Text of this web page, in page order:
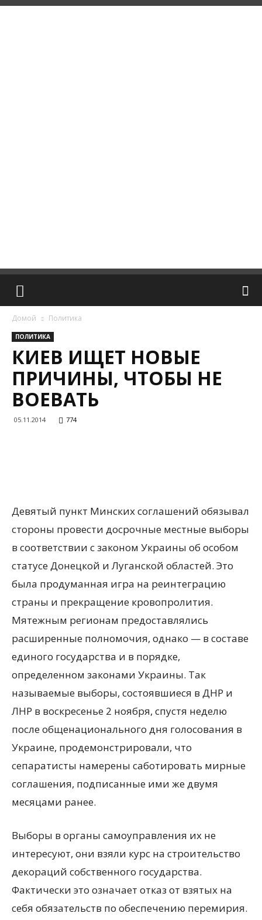
Домой Политика
ПОЛИТИКА
КИЕВ ИЩЕТ НОВЫЕ
ПРИЧИНЫ, ЧТОБЫ НЕ
ВОЕВАТЬ
05.11.2014 774
Девятый пункт Минских соглашений обязывал
стороны провести досрочные местные выборы
в соответствии с законом Украины об особом
статусе Донецкой и Луганской областей. Это
была продуманная игра на реинтеграцию
страны и прекращение кровопролития.
Мятежным регионам предоставлялись
расширенные полномочия, однако — в составе
единого государства и в порядке,
определенном законами Украины. Так
называемые выборы, состоявшиеся в ДНР и
ЛНР в воскресенье 2 ноября, спустя неделю
после общенационального дня голосования в
Украине, продемонстрировали, что
сепаратисты намерены саботировать мирные
соглашения, подписанные ими же двумя
месяцами ранее.
Выборы в органы самоуправления их не
интересуют, они взяли курс на строительство
декораций собственного государства.
Фактически это означает отказ от взятых на
себя обязательств по обеспечению перемирия.